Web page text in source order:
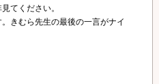
てください。
きむら先生の最後の一言がナイ